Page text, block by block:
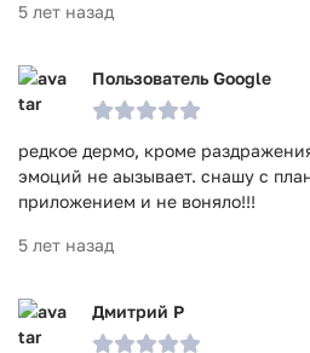
5 лет назад
Пользователь Google
редкое дермо, кроме
эмоций не аызывает. снашу с
приложением и не воняло!!!
5 лет назад
Дмитрий Р